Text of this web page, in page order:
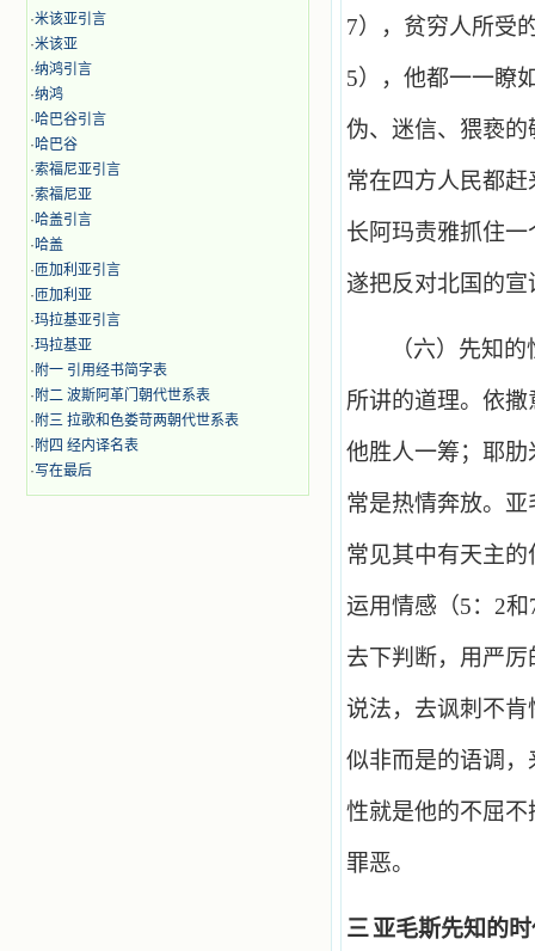
·米该亚引言
·米该亚
·纳鸿引言
·纳鸿
·哈巴谷引言
·哈巴谷
·索福尼亚引言
·索福尼亚
·哈盖引言
·哈盖
· 匝加利亚引言
· 匝加利亚
·玛拉基亚引言
·玛拉基亚
· 附一 引用经书简字表
· 附二 波斯阿革门朝代世系表
· 附三 拉歌和色娄苛两朝代世系表
· 附四 经内译名表
·写在最后
7），贫穷人所受
5），他都一一瞭
伪、迷信、猥亵
常在四方人民都
长阿玛责雅抓住
遂把反对北国的
（六）先知
所讲的道理。依
他胜人一筹；耶
常是热情奔放。
常见其中有天主的
运用情感（5： 2和
去下判断，用严
说法，去讽刺不
似非而是的语调
性就是他的不屈
罪恶。
三亚毛斯先知的